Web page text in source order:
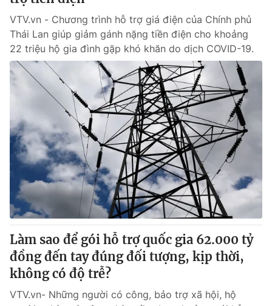
VTV.vn - Chương trình hỗ trợ giá điện của Chính phủ
Thái Lan giúp giảm gánh nặng tiền điện cho khoảng
22 triệu hộ gia đình gặp khó khăn do dịch COVID-19.
Làm sao để gói hỗ trợ quốc gia 62.000 tỷ
đồng đến tay đúng đối tượng, kịp thời,
không có độ trễ?
VTV.vn- Những người có công, bảo trợ xã hội, hộ